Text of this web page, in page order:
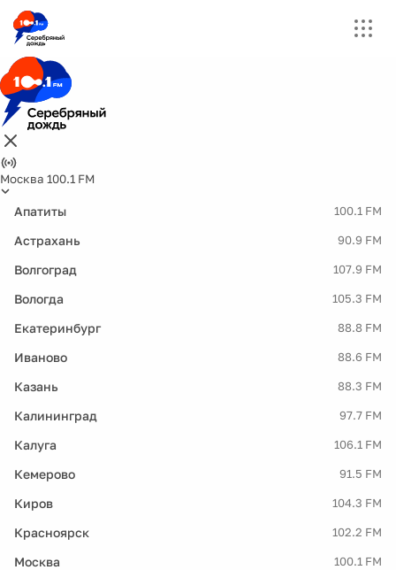
Москва 100.1 FM
Апатиты 100.1 FM
Астрахань 90.9 FM
Волгоград 107.9 FM
Вологда 105.3 FM
Екатеринбург 88.8 FM
Иваново 88.6 FM
Казань 88.3 FM
Калининград 97.7 FM
Калуга 106.1 FM
Кемерово 91.5 FM
Киров 104.3 FM
Красноярск 102.2 FM
Москва 100.1 FM